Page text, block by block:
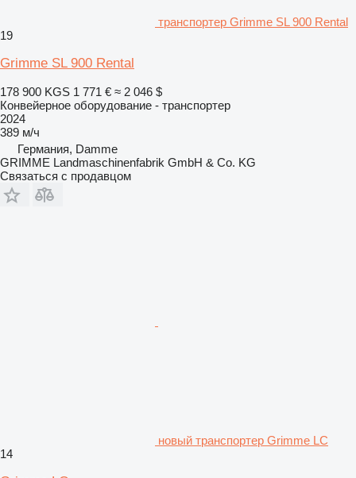
транспортер Grimme SL 900 Rental
19
Grimme SL 900 Rental
178 900 KGS 1 771 € ≈ 2 046 $
Конвейерное оборудование - транспортер
2024
389 м/ч
Германия, Damme
GRIMME Landmaschinenfabrik GmbH & Co. KG
Связаться с продавцом
новый транспортер Grimme LC
14